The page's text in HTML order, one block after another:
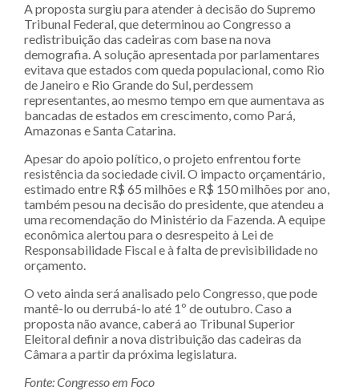
A proposta surgiu para atender à decisão do Supremo
Tribunal Federal, que determinou ao Congresso a
redistribuição das cadeiras com base na nova
demografia. A solução apresentada por parlamentares
evitava que estados com queda populacional, como Rio
de Janeiro e Rio Grande do Sul, perdessem
representantes, ao mesmo tempo em que aumentava as
bancadas de estados em crescimento, como Pará,
Amazonas e Santa Catarina.
Apesar do apoio político, o projeto enfrentou forte
resistência da sociedade civil. O impacto orçamentário,
estimado entre R$ 65 milhões e R$ 150 milhões por ano,
também pesou na decisão do presidente, que atendeu a
uma recomendação do Ministério da Fazenda. A equipe
econômica alertou para o desrespeito à Lei de
Responsabilidade Fiscal e à falta de previsibilidade no
orçamento.
O veto ainda será analisado pelo Congresso, que pode
mantê-lo ou derrubá-lo até 1º de outubro. Caso a
proposta não avance, caberá ao Tribunal Superior
Eleitoral definir a nova distribuição das cadeiras da
Câmara a partir da próxima legislatura.
Fonte: Congresso em Foco